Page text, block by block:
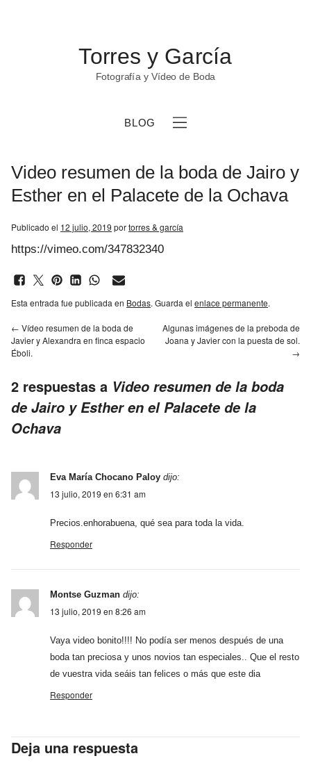
Torres y García
Fotografía y Vídeo de Boda
BLOG
Video resumen de la boda de Jairo y
Esther en el Palacete de la Ochava
Publicado el 12 julio, 2019 portorres & garcía
https://vimeo.com/347832340
Esta entrada fue publicada en Bodas. Guarda el enlace permanente.
← Vídeo resumen de la boda de
Javier y Alexandra en finca espacio
Éboli.
Algunas imágenes de la preboda de
Joana y Javier con la puesta de sol.
→
2 respuestas a Video resumen de la boda
de Jairo y Esther en el Palacete de la
Ochava
Eva María Chocano Paloy dijo:
13 julio, 2019 en 6:31 am
Precios.enhorabuena, qué sea para toda la vida.
Responder
Montse Guzman dijo:
13 julio, 2019 en 8:26 am
Vaya video bonito!!!! No podía ser menos después de una
boda tan preciosa y unos novios tan especiales.. Que el resto
de vuestra vida seáis tan felices o más que este dia
Responder
Deja una respuesta